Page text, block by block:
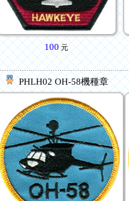
100元
PHLH02 OH-58機種章